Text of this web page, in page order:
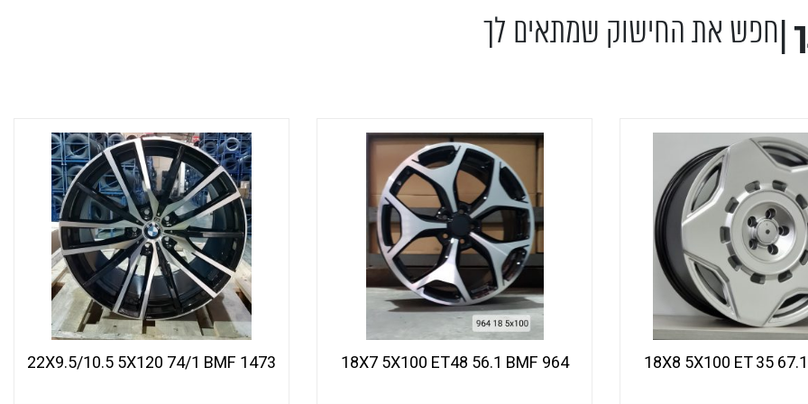
| חפש את החישוק שמתאים לך
964 18X7 5X100 ET48 56.1 BMF
1473 22X9.5/10.5 5X120 74/1 BMF
צור קשר
תוצאות חיפוש